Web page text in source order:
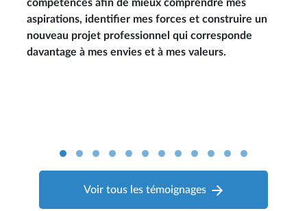
compétences afin de mieux comprendre mes
aspirations, identifier mes forces et construire un
nouveau projet professionnel qui corresponde
davantage à mes envies et à mes valeurs.
Voir tous les témoignages